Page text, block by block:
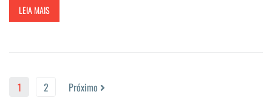
LEIA MAIS
1 2 Próximo